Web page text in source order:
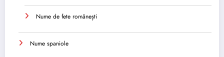
Nume de fete românești
Nume spaniole